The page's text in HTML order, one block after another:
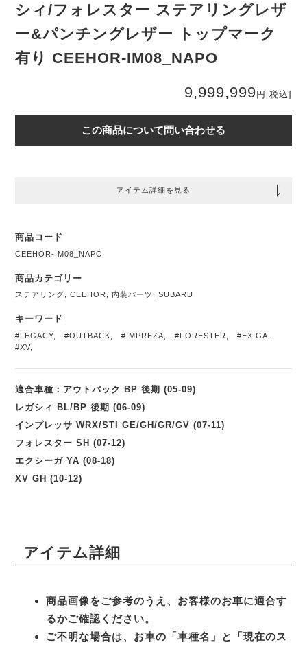
シィ/フォレスター ステアリングレザ
ー&パンチングレザー トップマーク
有り CEEHOR-IM08_NAPO
9,999,999 円 [税込]
この商品について問い合わせる
アイテム詳細を見る
商品コード
CEEHOR-IM08_NAPO
商品カテゴリー
ステアリング ,CEEHOR 内装パーツ ,SUBARU
キーワード
#LEGACY ,#OUTBACK ,#IMPREZA ,#FORESTER ,#EXIGA
#XV
適合車種：アウトバック BP 後期 (05-09)
レガシィ BL/BP 後期 (06-09)
インプレッサ WRX/STI GE/GH/GR/GV (07-11)
フォレスター SH (07-12)
エクシーガ YA (08-18)
XV GH (10-12)
アイテム詳細
商品画像をご参考のうえ、お客様のお車に適合す
るかご確認ください。
ご不明な場合は、お車の「車種名」と「現在のス